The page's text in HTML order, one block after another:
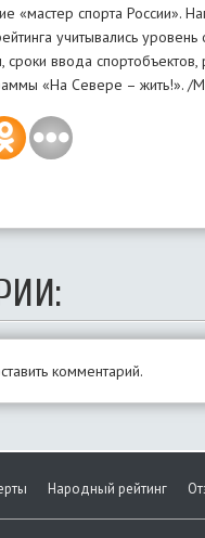
«мастер спорта России».
учитывались
сроки ввода
«На Севере – жить!». /
комментарий.
Народный рейтинг